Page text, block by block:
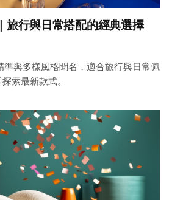
旅行與日常搭配的經典選擇
準與多樣風格聞名，適合旅行與日常佩
索最新款式。